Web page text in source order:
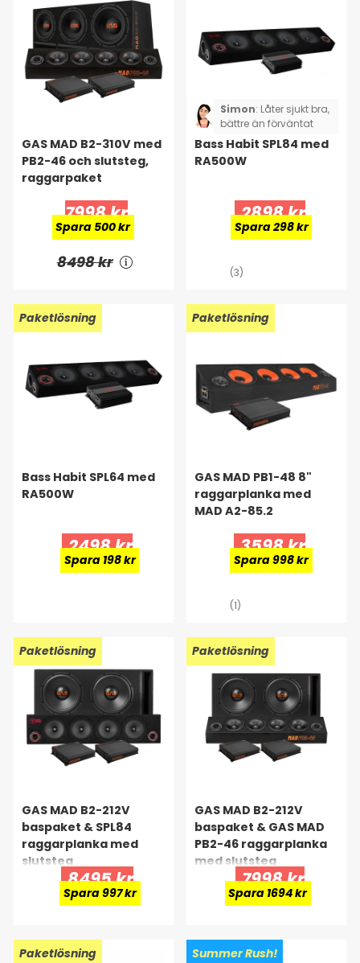
GAS MAD B2-310V med
PB2-46 och slutsteg,
raggarpaket
7998 kr
Spara 500 kr
8498 kr
Simon: Låter sjukt bra,
bättre än förväntat
Bass Habit SPL84 med
RA500W
2898 kr
Spara 298 kr
(3)
Paketlösning
Bass Habit SPL64 med
RA500W
2498 kr
Spara 198 kr
Paketlösning
GAS MAD PB1-48 8"
raggarplanka med
MAD A2-85.2
3598 kr
Spara 998 kr
(1)
Paketlösning
GAS MAD B2-212V
baspaket & SPL84
raggarplanka med
slutsteg
8495 kr
Spara 997 kr
Paketlösning
GAS MAD B2-212V
baspaket & GAS MAD
PB2-46 raggarplanka
med slutsteg
7998 kr
Spara 1694 kr
Paketlösning Summer Rush!